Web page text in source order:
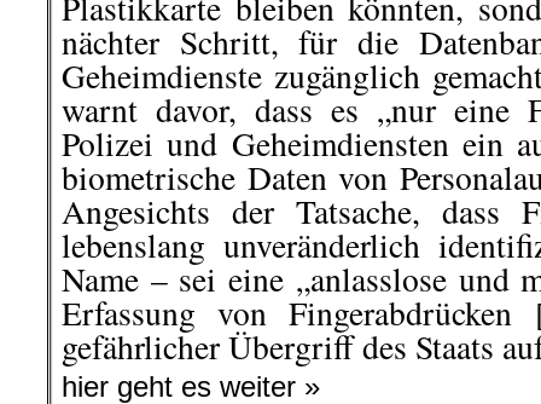
nächter Schritt, für die
Geheimdienste zugänglich
warnt davor, dass es „nur eine
Polizei und Geheimdiensten ein
biometrische Daten von
Angesichts der Tatsache, dass
lebenslang unveränderlich
Name – sei eine „anlasslose und
Erfassung von
gefährlicher Übergriff des Staats
hier geht es weiter »